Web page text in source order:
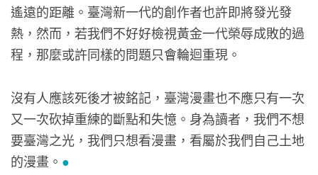
遙遠的距離。臺灣新一代的創作者也許即將發光發
熱，然而，若我們不好好檢視黃金一代榮辱成敗的過
程，那麼或許同樣的問題只會輪迴重現。
沒有人應該死後才被銘記，臺灣漫畫也不應只有一次
又一次砍掉重練的斷點和失憶。身為讀者，我們不想
要臺灣之光，我們只想看漫畫，看屬於我們自己土地
的漫畫。 ●